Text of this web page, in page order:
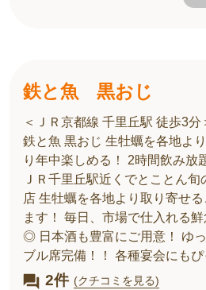
鉄と魚 黒おじ
＜ＪＲ京都線 千里丘駅 徒歩3
鉄と魚 黒おじ 生牡蠣を各地よ
り年中楽しめる！ 2時間飲み放
ＪＲ千里丘駅近くでとことん
店 生牡蠣を各地より取り寄せ
ます！ 毎日、市場で仕入れる
◎ 日本酒も豊富にご用意！ ゆ
ブル席完備！！ 各種宴会にもぴ
2件 (クチコミを見る)